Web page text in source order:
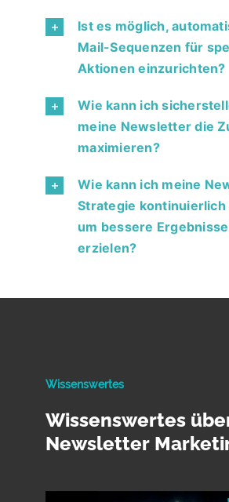
Ist es möglich,
Mail-Sequenzen für
Aktionen einzurichten?
Wie kann ich
meine Newsletter die
maximieren?
Wie kann ich meine
Strategie
um bessere
erzielen?
Wissenswertes
Wissenswertes
Newsletter